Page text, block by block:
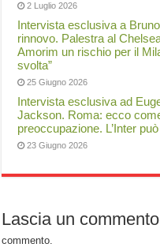
2 Luglio 2026
Intervista esclusiva a
rinnovo. Palestra al
Amorim un rischio per il
svolta”
25 Giugno 2026
Intervista esclusiva ad
Jackson. Roma: ecco
preoccupazione. L’Inter
23 Giugno 2026
Lascia un commento
commento.